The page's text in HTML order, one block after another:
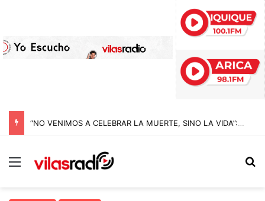
“NO VENIMOS A CELEBRAR LA MUERTE, SINO LA VIDA”: LA EMOTIVA ROMERÍA AL CEMENTERIO QUE MARCA EL CORAZÓN DE LA FIESTA DE SAN LORENZO
Menú